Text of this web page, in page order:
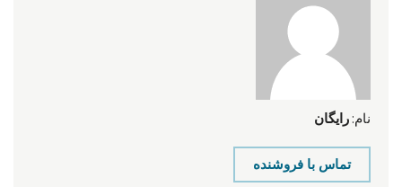
نام: رایگان
تماس با فروشنده